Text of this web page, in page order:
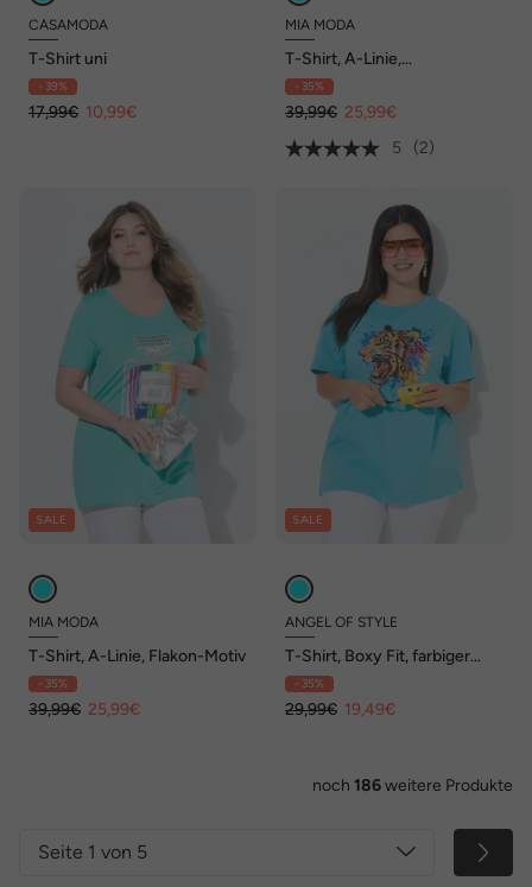
CASAMODA
T-Shirt uni
- 39%
17,99€ 10,99€
MIA MODA
T-Shirt, A-Linie,
Blütenmuster
- 35%
39,99€ 25,99€
5
(2)
SALE
MIA MODA
T-Shirt, A-Linie, Flakon-Motiv
- 35%
39,99€ 25,99€
SALE
ANGEL OF STYLE
T-Shirt, Boxy Fit, farbiger
Tigerkopf
- 35%
29,99€ 19,49€
noch 186weitere Produkte
Seite 1 von 5